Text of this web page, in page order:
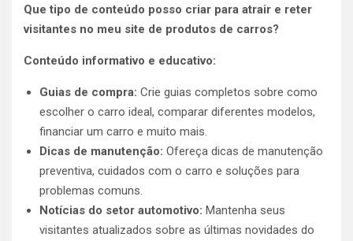
Que tipo de conteúdo posso criar para atrair e reter
visitantes no meu site de produtos de carros?
Conteúdo informativo e educativo:
Guias de compra: Crie guias completos sobre como
escolher o carro ideal, comparar diferentes modelos,
financiar um carro e muito mais.
Dicas de manutenção: Ofereça dicas de manutenção
preventiva, cuidados com o carro e soluções para
problemas comuns.
Notícias do setor automotivo: Mantenha seus
visitantes atualizados sobre as últimas novidades do